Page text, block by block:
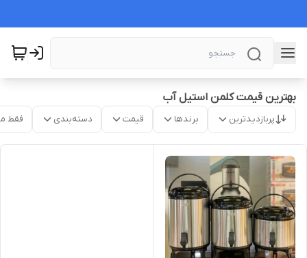
بهترین قیمت کلمن استیل آب
پربازدیدترین برندها قیمت دسته‌بندی فقط